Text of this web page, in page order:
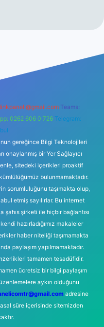
Teams:
0262 606 0 726 Telegram:
gereğince Bilgi Teknolojileri
onaylanmış bir Yer Sağlayıcı
sitedeki içerikleri proaktif
bulunmamaktadır.
sorumluluğunu taşımakta olup,
etmiş sayılırlar. Bu internet
şirketi ile hiçbir bağlantısı
hazırladığımız makaleler
haber niteliği taşımamakta
paylaşım yapılmamaktadır.
tamamen tesadüfidir.
ücretsiz bir bilgi paylaşım
aykırı olduğunu
adresine
süre içerisinde sitemizden